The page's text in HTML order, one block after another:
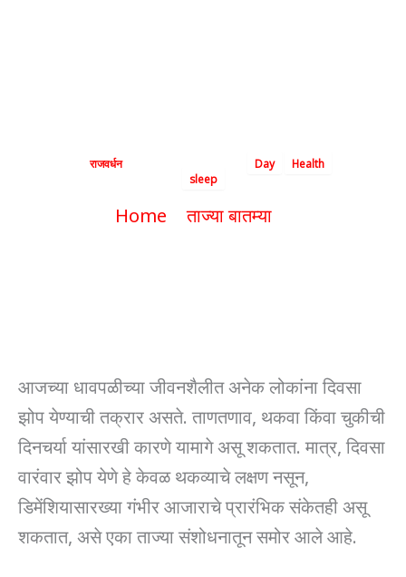
Byराजवर्धन Day
Health
sleep
Home
ताज्या बातम्या
आजच्या धावपळीच्या जीवनशैलीत अनेक लोकांना दिवसा
झोप येण्याची तक्रार असते. ताणतणाव, थकवा किंवा चुकीची
दिनचर्या यांसारखी कारणे यामागे असू शकतात. मात्र, दिवसा
वारंवार झोप येणे हे केवळ थकव्याचे लक्षण नसून,
डिमेंशियासारख्या गंभीर आजाराचे प्रारंभिक संकेतही असू
शकतात, असे एका ताज्या संशोधनातून समोर आले आहे.